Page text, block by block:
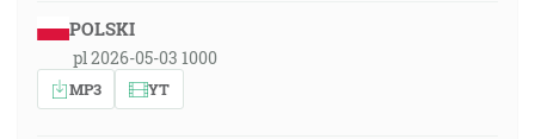
POLSKI
pl 2026-05-03 1000
MP3 YT